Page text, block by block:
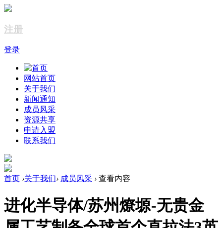
注册
登录
网站首页
关于我们
新闻通知
成员风采
资源共享
申请入盟
联系我们
首页 ›关于我们› 成员风采 › 查看内容
进化半导体/苏州燎塬-无贵金